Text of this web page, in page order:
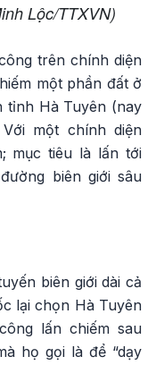
Lộc/TTXVN)
trên chính diện
một phần đất ở
tỉnh Hà Tuyên (nay
một chính diện
mục tiêu là lấn tới
biên giới sâu
biên giới dài cả
lại chọn Hà Tuyên
lấn chiếm sau
họ gọi là để “dạy